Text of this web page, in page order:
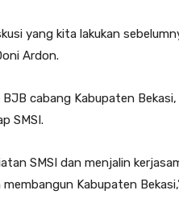
yang kita lakukan
Ardon.
cabang Kabupaten
SMSI.
SMSI dan menjalin
Kabupaten